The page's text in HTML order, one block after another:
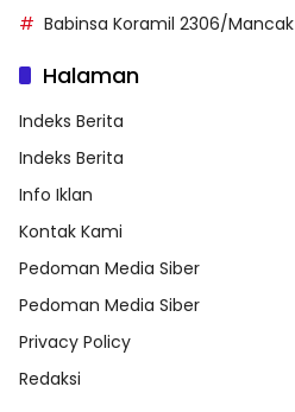
Babinsa Koramil 2306/Mancak
Halaman
Indeks Berita
Indeks Berita
Info Iklan
Kontak Kami
Pedoman Media Siber
Pedoman Media Siber
Privacy Policy
Redaksi